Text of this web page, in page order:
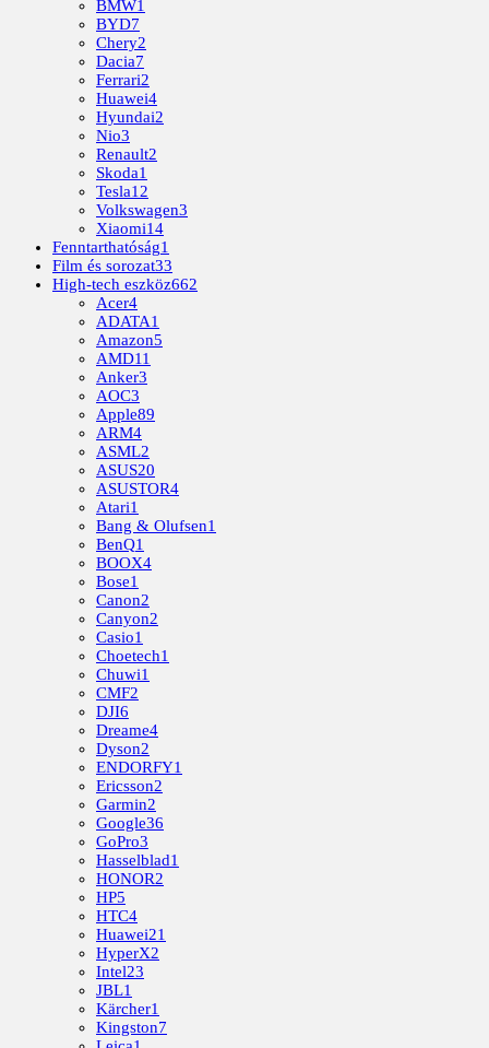
BMW1
BYD7
Chery2
Dacia7
Ferrari2
Huawei4
Hyundai2
Nio3
Renault2
Skoda1
Tesla12
Volkswagen3
Xiaomi14
Fenntarthatóság1
Film és sorozat33
High-tech eszköz662
Acer4
ADATA1
Amazon5
AMD11
Anker3
AOC3
Apple89
ARM4
ASML2
ASUS20
ASUSTOR4
Atari1
Bang & Olufsen1
BenQ1
BOOX4
Bose1
Canon2
Canyon2
Casio1
Choetech1
Chuwi1
CMF2
DJI6
Dreame4
Dyson2
ENDORFY1
Ericsson2
Garmin2
Google36
GoPro3
Hasselblad1
HONOR2
HP5
HTC4
Huawei21
HyperX2
Intel23
JBL1
Kärcher1
Kingston7